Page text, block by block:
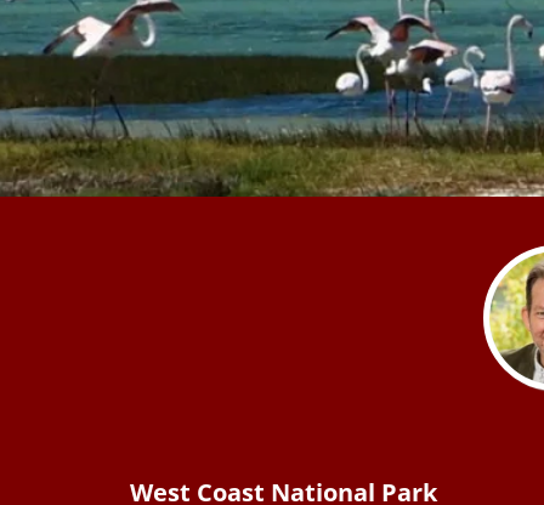
West Coast National Park
opslaan